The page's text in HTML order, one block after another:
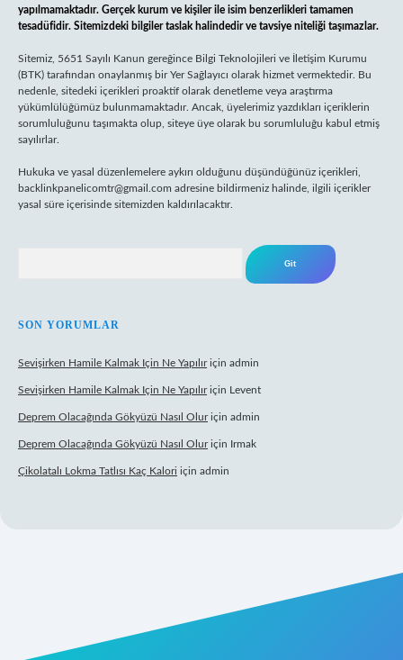
yapılmamaktadır. Gerçek kurum ve kişiler ile isim benzerlikleri tamamen
tesadüfidir. Sitemizdeki bilgiler taslak halindedir ve tavsiye niteliği taşımazlar.
Sitemiz, 5651 Sayılı Kanun gereğince Bilgi Teknolojileri ve İletişim Kurumu
(BTK) tarafından onaylanmış bir Yer Sağlayıcı olarak hizmet vermektedir. Bu
nedenle, sitedeki içerikleri proaktif olarak denetleme veya araştırma
yükümlülüğümüz bulunmamaktadır. Ancak, üyelerimiz yazdıkları içeriklerin
sorumluluğunu taşımakta olup, siteye üye olarak bu sorumluluğu kabul etmiş
sayılırlar.
Hukuka ve yasal düzenlemelere aykırı olduğunu düşündüğünüz içerikleri,
backlinkpanelicomtr@gmail.com adresine bildirmeniz halinde, ilgili içerikler
yasal süre içerisinde sitemizden kaldırılacaktır.
SON YORUMLAR
Sevişirken Hamile Kalmak Için Ne Yapılıriçin admin
Sevişirken Hamile Kalmak Için Ne Yapılıriçin Levent
Deprem Olacağında Gökyüzü Nasıl Oluriçin admin
Deprem Olacağında Gökyüzü Nasıl Oluriçin Irmak
Çikolatalı Lokma Tatlısı Kaç Kalori için admin